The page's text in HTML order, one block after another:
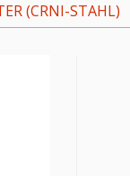
(CRNI-STAHL)